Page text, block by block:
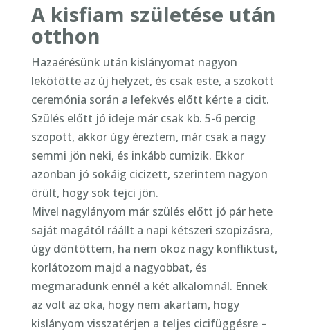
A kisfiam születése után
otthon
Hazaérésünk után kislányomat nagyon
lekötötte az új helyzet, és csak este, a szokott
ceremónia során a lefekvés előtt kérte a cicit.
Szülés előtt jó ideje már csak kb. 5-6 percig
szopott, akkor úgy éreztem, már csak a nagy
semmi jön neki, és inkább cumizik. Ekkor
azonban jó sokáig cicizett, szerintem nagyon
örült, hogy sok tejci jön.
Mivel nagylányom már szülés előtt jó pár hete
saját magától ráállt a napi kétszeri szopizásra,
úgy döntöttem, ha nem okoz nagy konfliktust,
korlátozom majd a nagyobbat, és
megmaradunk ennél a két alkalomnál. Ennek
az volt az oka, hogy nem akartam, hogy
kislányom visszatérjen a teljes cicifüggésre –